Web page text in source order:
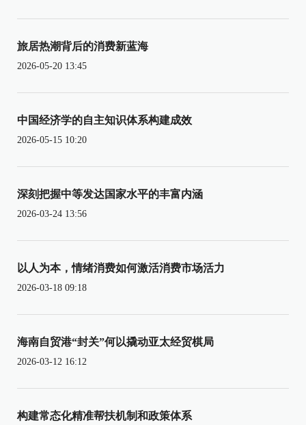
旅居热潮背后的消费新蓝海
2026-05-20 13:45
中国经济学的自主知识体系构建成效
2026-05-15 10:20
深刻把握中等发达国家水平的丰富内涵
2026-03-24 13:56
以人为本，情绪消费如何激活消费市场活力
2026-03-18 09:18
海南自贸港“封关”何以撬动亚太经贸棋局
2026-03-12 16:12
构建常态化精准帮扶机制和政策体系